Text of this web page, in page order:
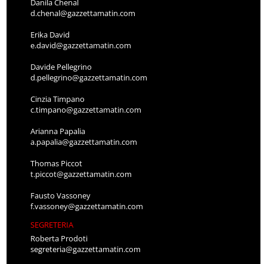
Danila Chenal
d.chenal@gazzettamatin.com
Erika David
e.david@gazzettamatin.com
Davide Pellegrino
d.pellegrino@gazzettamatin.com
Cinzia Timpano
c.timpano@gazzettamatin.com
Arianna Papalia
a.papalia@gazzettamatin.com
Thomas Piccot
t.piccot@gazzettamatin.com
Fausto Vassoney
f.vassoney@gazzettamatin.com
SEGRETERIA
Roberta Prodoti
segreteria@gazzettamatin.com